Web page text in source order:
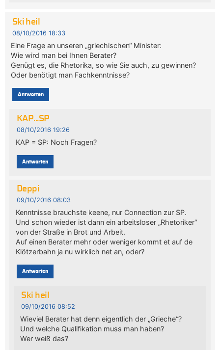
Ski heil
08/10/2016 18:33
Eine Frage an unseren „griechischen“ Minister:
Wie wird man bei Ihnen Berater?
Genügt es, die Rhetorika, so wie Sie auch, zu gewinnen?
Oder benötigt man Fachkenntnisse?
Antworten
KAP...SP
08/10/2016 19:26
KAP = SP: Noch Fragen?
Antworten
Deppi
09/10/2016 08:03
Kenntnisse brauchste keene, nur Connection zur SP.
Und schon wieder ist dann ein arbeitsloser „Rhetoriker“
von der Straße in Brot und Arbeit.
Auf einen Berater mehr oder weniger kommt et auf de
Klötzerbahn ja nu wirklich net an, oder?
Antworten
Ski heil
09/10/2016 08:52
Wieviel Berater hat denn eigentlich der „Grieche“?
Und welche Qualifikation muss man haben?
Wer weiß das?